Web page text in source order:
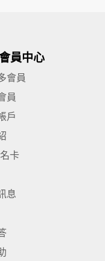
員中心
會員
員
戶
卡
息